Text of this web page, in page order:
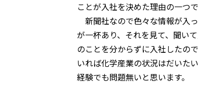
ことが入社を決めた理由の一つで
新聞社なので色々な情報が入
が一杯あり、それを見て、聞い
のことを分からずに入社したの
いれば化学産業の状況はだいた
経験でも問題無いと思います。